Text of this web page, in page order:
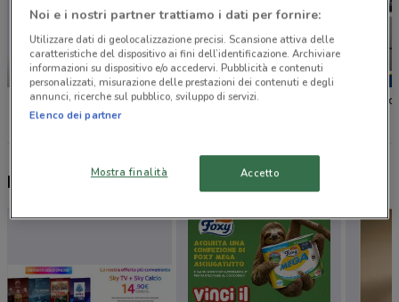
NUOVO
Unieuro Euronics
Nuovi prodotti da provare
Noi e i nostri partner trattiamo i dati per fornire:
Utilizzare dati di geolocalizzazione precisi. Scansione attiva delle
caratteristiche del dispositivo ai fini dell’identificazione. Archiviare
informazioni su dispositivo e/o accedervi. Pubblicità e contenuti
personalizzati, misurazione delle prestazioni dei contenuti e degli
annunci, ricerche sul pubblico, sviluppo di servizi.
Elenco dei partner
Mostra finalità Accetto